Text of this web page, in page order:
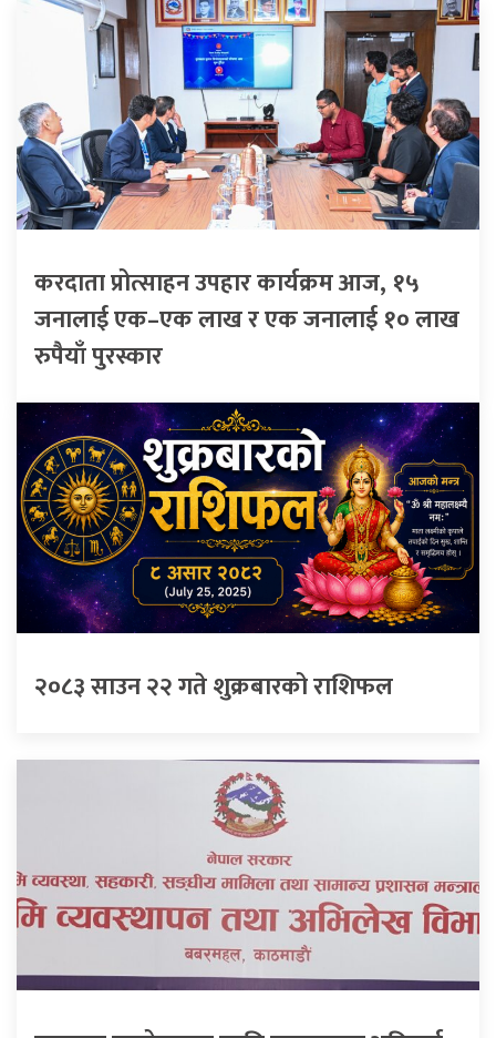
करदाता प्रोत्साहन उपहार कार्यक्रम आज, १५
जनालाई एक–एक लाख र एक जनालाई १० लाख
रुपैयाँ पुरस्कार
२०८३ साउन २२ गते शुक्रबारको राशिफल